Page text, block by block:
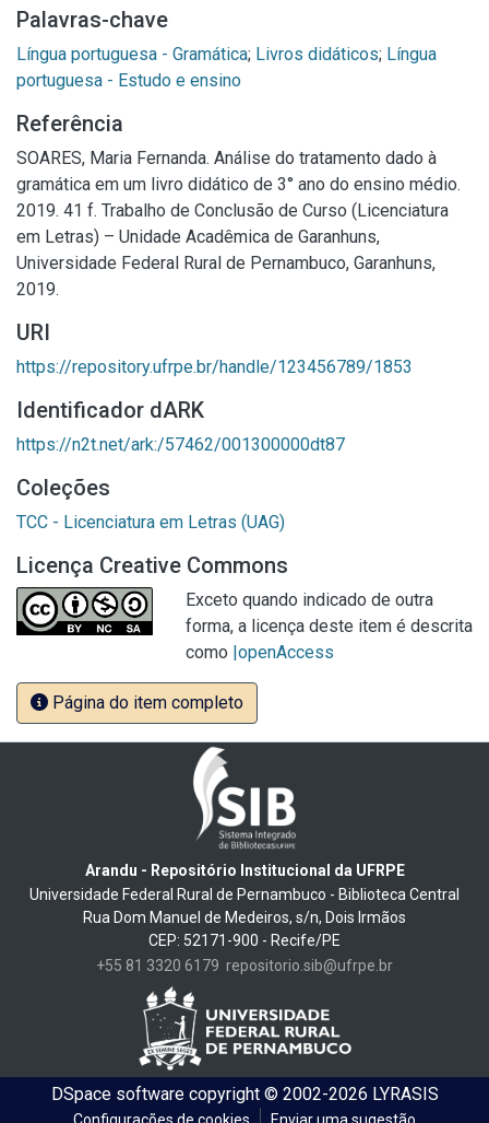
Palavras-chave
Língua portuguesa - Gramática; Livros didáticos; Língua
portuguesa - Estudo e ensino
Referência
SOARES, Maria Fernanda. Análise do tratamento dado à
gramática em um livro didático de 3° ano do ensino médio.
2019. 41 f. Trabalho de Conclusão de Curso (Licenciatura
em Letras) – Unidade Acadêmica de Garanhuns,
Universidade Federal Rural de Pernambuco, Garanhuns,
2019.
URI
https://repository.ufrpe.br/handle/123456789/1853
Identificador dARK
https://n2t.net/ark:/57462/001300000dt87
Coleções
TCC - Licenciatura em Letras (UAG)
Licença Creative Commons
Exceto quando indicado de outra
forma, a licença deste item é descrita
como |openAccess
Página do item completo
Arandu - Repositório Institucional da UFRPE
Universidade Federal Rural de Pernambuco - Biblioteca Central
Rua Dom Manuel de Medeiros, s/n, Dois Irmãos
CEP: 52171-900 - Recife/PE
+55 81 3320 6179 repositorio.sib@ufrpe.br
DSpace softwarecopyright © 2002-2026 LYRASIS